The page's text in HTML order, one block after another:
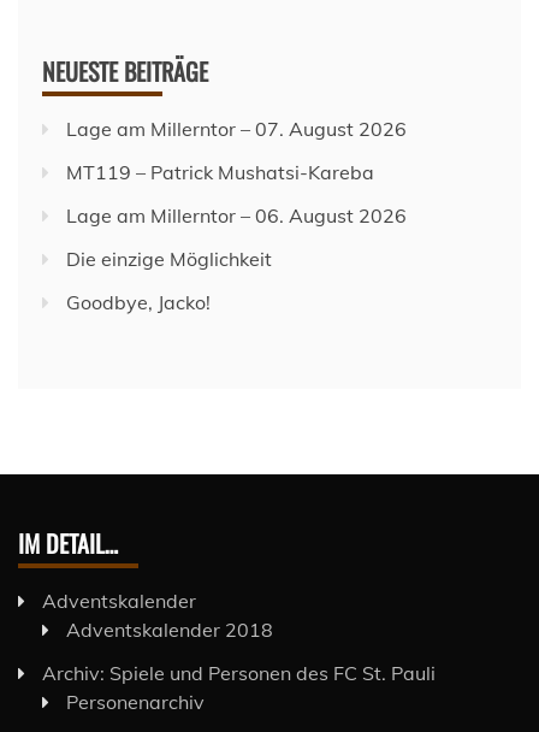
NEUESTE BEITRÄGE
Lage am Millerntor – 07. August 2026
MT119 – Patrick Mushatsi-Kareba
Lage am Millerntor – 06. August 2026
Die einzige Möglichkeit
Goodbye, Jacko!
IM DETAIL…
Adventskalender
Adventskalender 2018
Archiv: Spiele und Personen des FC St. Pauli
Personenarchiv